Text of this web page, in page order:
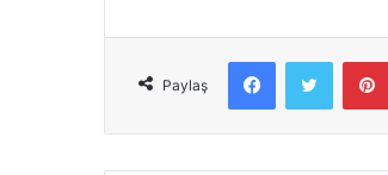
Paylaş
Facebook
X